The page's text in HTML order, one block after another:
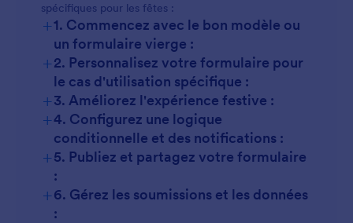
spécifiques pour les fêtes :
+1. Commencez avec le bon modèle ou
un formulaire vierge :
+2. Personnalisez votre formulaire pour
le cas d'utilisation spécifique :
+3. Améliorez l'expérience festive :
+4. Configurez une logique
conditionnelle et des notifications :
+5. Publiez et partagez votre formulaire
:
+6. Gérez les soumissions et les données
: